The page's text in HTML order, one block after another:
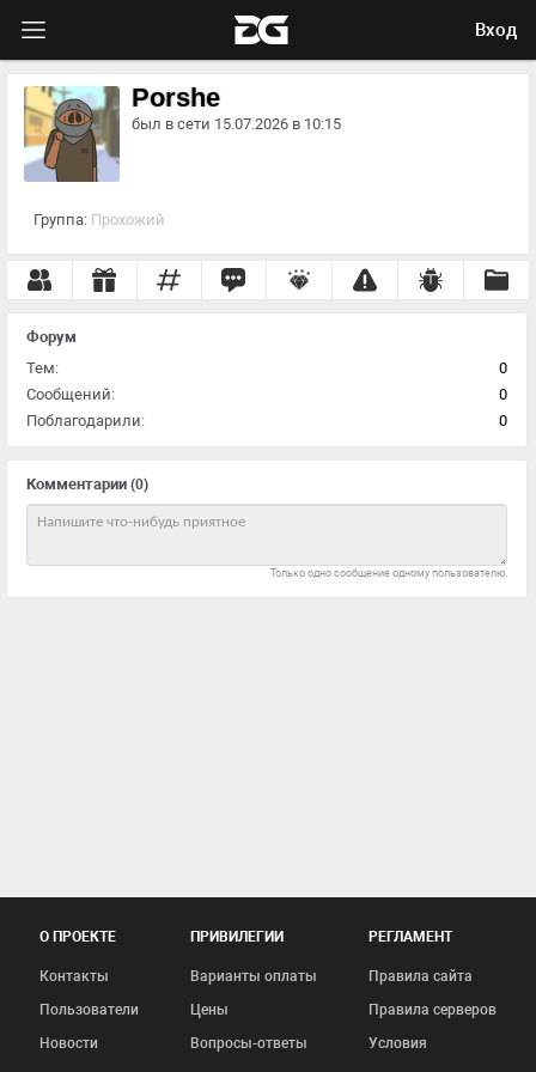
Вход
Группа: Прохожий
Porshe
был в сети 15.07.2026 в 10:15
Комментарии (0)
Только одно сообщение одному пользователю.
Форум
Тем:
0
Сообщений:
0
Поблагодарили:
0
О ПРОЕКТЕ
Контакты
Пользователи
Новости
ПРИВИЛЕГИИ
Варианты оплаты
Цены
Вопросы-ответы
РЕГЛАМЕНТ
Правила сайта
Правила серверов
Условия